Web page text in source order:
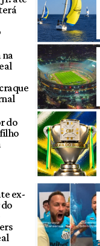
na
do
ex-